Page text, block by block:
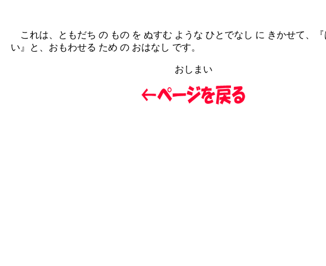
これは、ともだち の もの を ぬすむ ような ひとでなし に きかせて、『
い』と、おもわせる ため の おはなし です。
おしまい